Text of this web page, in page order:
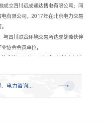
成立四川远成通达售电有限公司；同
有限公司。2017年在北京电力交易
与四川联合环境交易所达成战略伙伴
协会会员单位。
合能源服务，服务对象包括政府低
品碳足迹核算、绿色零碳园区打造、
电力咨询...